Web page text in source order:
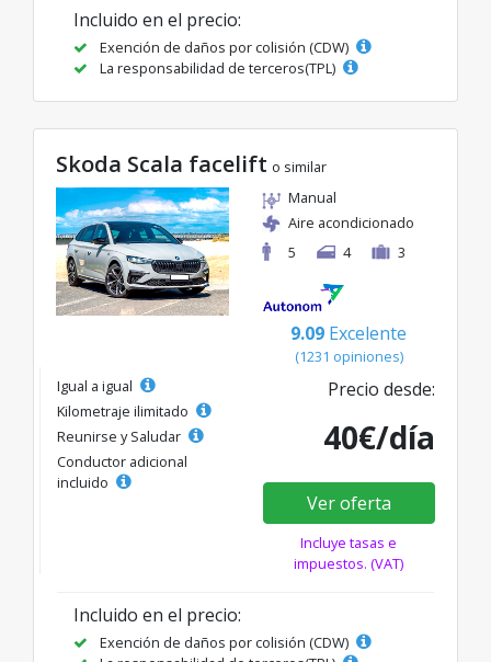
Incluido en el precio:
Exención de daños por colisión (CDW)
La responsabilidad de terceros(TPL)
Skoda Scala facelift o similar
Manual
Aire acondicionado
5
4 3
9.09 Excelente
(1231 opiniones)
Igual a igual
Kilometraje ilimitado
Reunirse y Saludar
Conductor adicional
incluido
Precio desde:
40€/día
Ver oferta
Incluye tasas e
impuestos. (VAT)
Incluido en el precio:
Exención de daños por colisión (CDW)